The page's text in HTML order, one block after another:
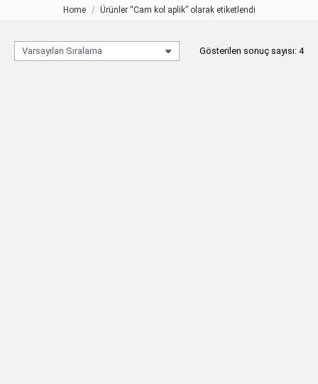
You are here:
Home Ürünler “Cam kol aplik” olarak etiketlendi
Gösterilen sonuç sayısı: 4